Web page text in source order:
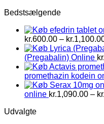
Bedstsælgende
kr.600.00 – kr.
(Pregabalin) Online kr.
promethazin kodein
online kr.1,090.00 – kr.
Udvalgte